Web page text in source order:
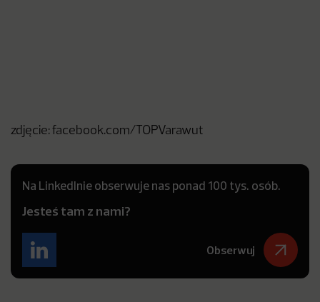
zdjęcie: facebook.com/TOPVarawut
Na LinkedInie obserwuje nas ponad 100 tys. osób.
Jesteś tam z nami?
Obserwuj